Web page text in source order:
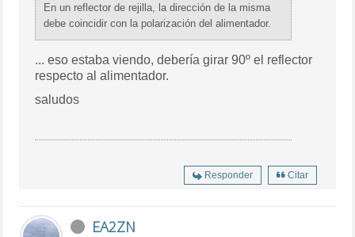
En un reflector de rejilla, la dirección de la misma
debe coincidir con la polarización del alimentador.
... eso estaba viendo, debería girar 90º el reflector
respecto al alimentador.
saludos
Responder Citar
EA2ZN